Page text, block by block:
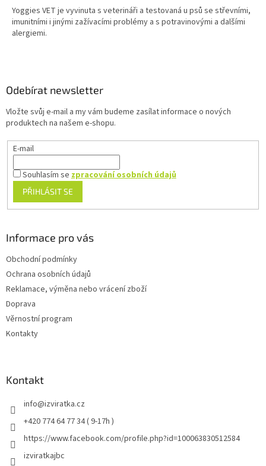
Yoggies VET je vyvinuta s veterináři a testovaná u psů se střevními,
imunitními i jinými zažívacími problémy a s potravinovými a dalšími
alergiemi.
Odebírat newsletter
Vložte svůj e-mail a my vám budeme zasílat informace o nových
produktech na našem e-shopu.
E-mail
Souhlasím sezpracování osobních údajů
PŘIHLÁSIT SE
Informace pro vás
Obchodní podmínky
Ochrana osobních údajů
Reklamace, výměna nebo vrácení zboží
Doprava
Věrnostní program
Kontakty
Kontakt
info@izviratka.cz
+420 774 64 77 34 ( 9-17h )
https://www.facebook.com/profile.php?id=100063830512584
izviratkajbc